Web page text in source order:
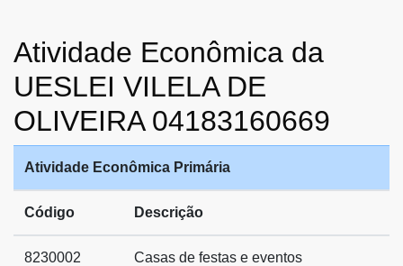
Atividade Econômica da
UESLEI VILELA DE
OLIVEIRA 04183160669
Atividade Econômica Primária
Código Descrição
8230002 Casas de festas e eventos